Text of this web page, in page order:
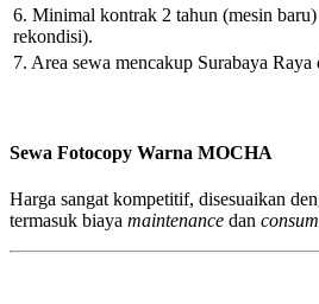
6. Minimal kontrak 2 tahun (mesin baru)
rekondisi).
7. Area sewa mencakup Surabaya Raya
Sewa Fotocopy Warna MOCHA
Harga sangat kompetitif, disesuaikan
termasuk biaya maintenance dan